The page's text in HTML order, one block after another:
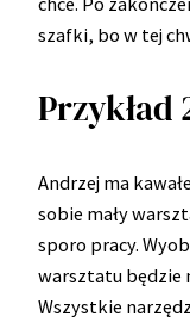
szafki, bo w tej
Przykład
Andrzej ma
sobie mały
sporo pracy.
warsztatu będzie
Wszystkie